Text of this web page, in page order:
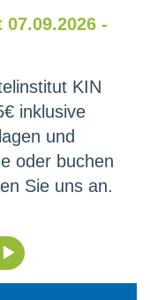
07.09.2026 -
KIN
inklusive
und
oder buchen
Sie uns an.